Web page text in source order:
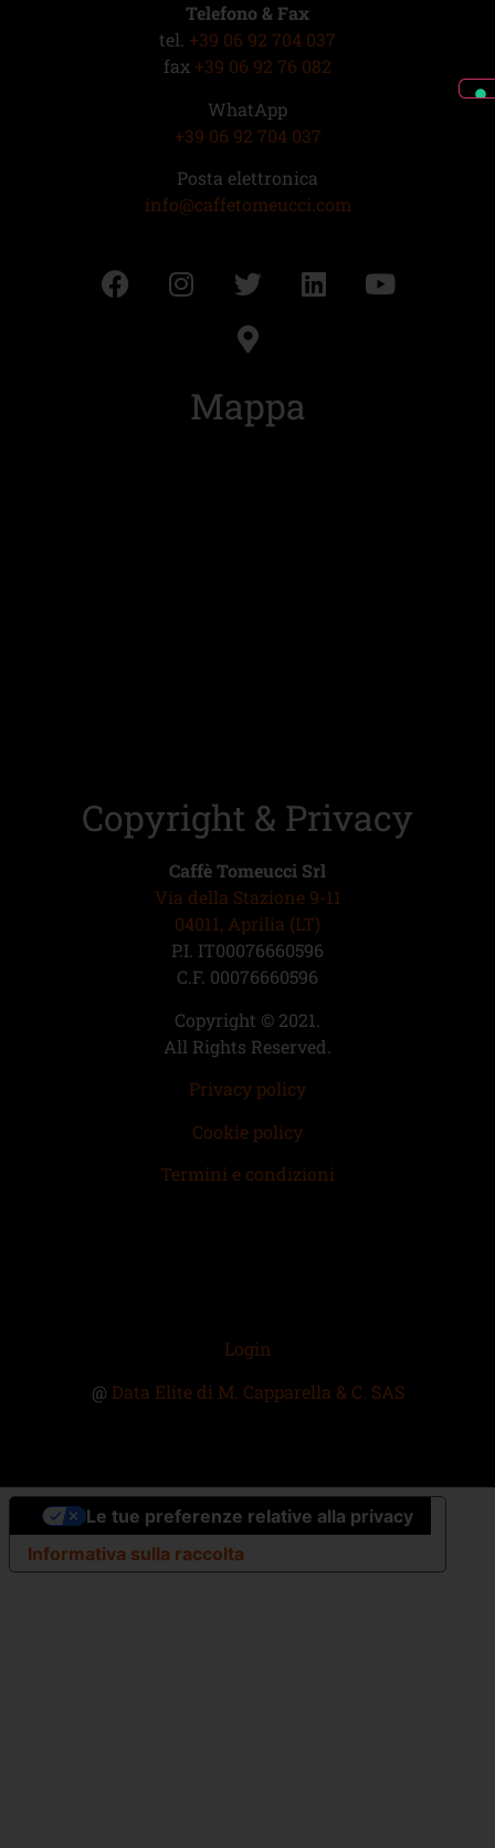
Telefono & Fax
tel. +39 06 92 704 037
fax +39 06 92 76 082
WhatApp
+39 06 92 704 037
Posta elettronica
info@caffetomeucci.com
Mappa
Copyright & Privacy
Caffè Tomeucci Srl
Via della Stazione 9-11
04011, Aprilia (LT)
P.I. IT00076660596
C.F. 00076660596
Copyright © 2021.
All Rights Reserved.
Privacy policy
Cookie policy
Termini e condizioni
Login
@ Data Elite di M. Capparella & C. SAS
Informativa sulla raccolta
Le tue preferenze relative alla privacy